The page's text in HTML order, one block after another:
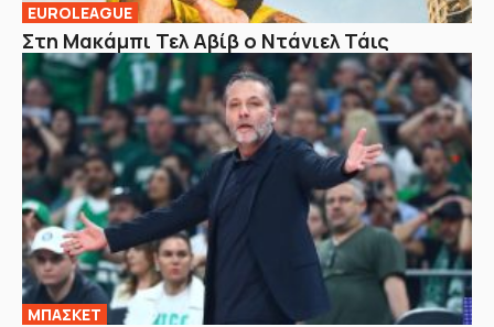
EUROLEAGUE
Στη Μακάμπι Τελ Αβίβ ο Ντάνιελ Τάις
ΜΠΑΣΚΕΤ